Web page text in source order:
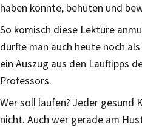
haben könnte, behüten und
So komisch diese Lektüre
dürfte man auch heute noch
ein Auszug aus den Lauftipps
Professors.
Wer soll laufen? Jeder gesund
nicht. Auch wer gerade am